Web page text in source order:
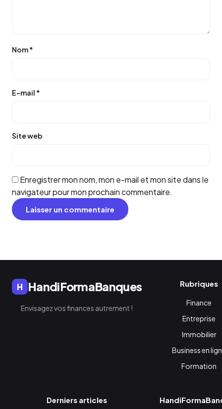
Nom*
E-mail *
Site web
Enregistrer mon nom, mon e-mail et mon site dans le
navigateur pour mon prochain commentaire.
H HandiFormaBanques
Envisagez vos finances autrement !
Rubriques
Finance
Entreprise
Immobilier
Business en
Formation
Derniers articles